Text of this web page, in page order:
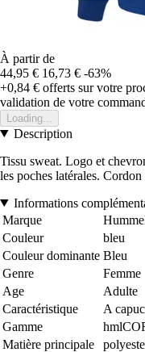
À partir de
44,95 € 16,73 € -63%
+0,84 € offerts sur votre
validation de votre
Loading...
Description
Tissu sweat. Logo et
les poches latérales.
Informations
Marque
Couleur
bleu
Couleur dominante Bleu
Genre
Femme
Age
Adulte
Caractéristique
A
Gamme
Matière principale